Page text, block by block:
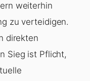
weiterhin
zu verteidigen.
direkten
Sieg ist Pflicht,